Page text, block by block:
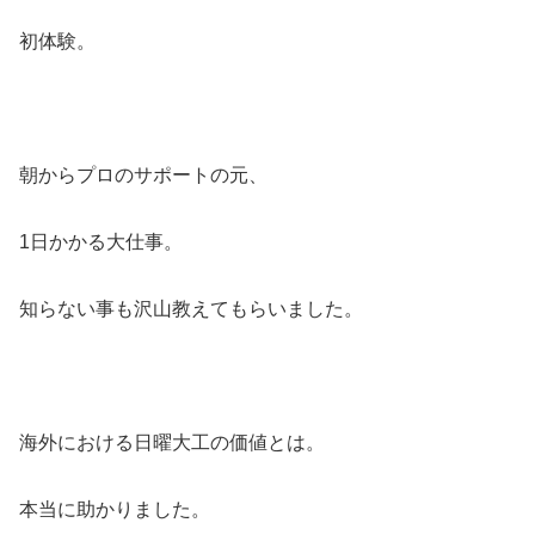
初体験。
朝からプロのサポートの元、
1日かかる大仕事。
知らない事も沢山教えてもらいました。
海外における日曜大工の価値とは。
本当に助かりました。